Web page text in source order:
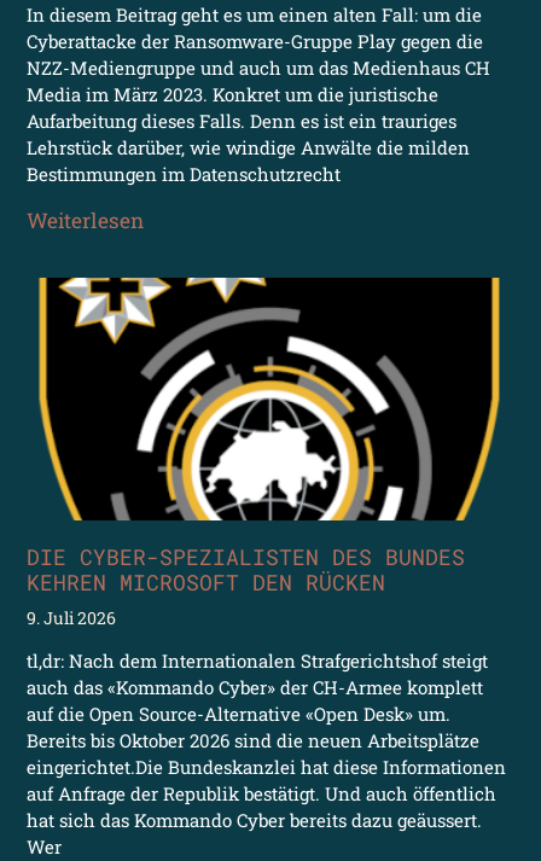
In diesem Beitrag geht es um einen alten Fall: um die
Cyberattacke der Ransomware-Gruppe Play gegen die
NZZ-Mediengruppe und auch um das Medienhaus CH
Media im März 2023. Konkret um die juristische
Aufarbeitung dieses Falls. Denn es ist ein trauriges
Lehrstück darüber, wie windige Anwälte die milden
Bestimmungen im Datenschutzrecht
Weiterlesen
DIE CYBER-SPEZIALISTEN DES BUNDES
KEHREN MICROSOFT DEN RÜCKEN
9. Juli 2026
tl,dr: Nach dem Internationalen Strafgerichtshof steigt
auch das «Kommando Cyber» der CH-Armee komplett
auf die Open Source-Alternative «Open Desk» um.
Bereits bis Oktober 2026 sind die neuen Arbeitsplätze
eingerichtet.Die Bundeskanzlei hat diese Informationen
auf Anfrage der Republik bestätigt. Und auch öffentlich
hat sich das Kommando Cyber bereits dazu geäussert.
Wer